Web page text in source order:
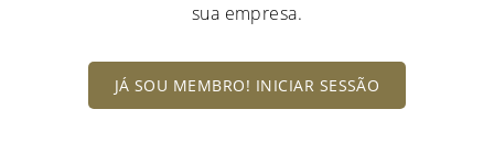
sua empresa.
JÁ SOU MEMBRO! INICIAR SESSÃO